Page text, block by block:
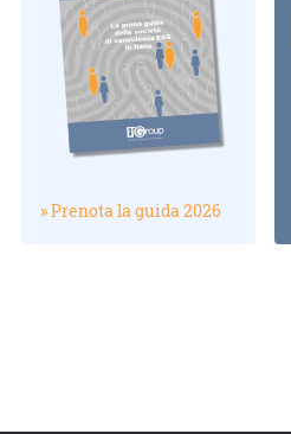
» Prenota la guida 2026